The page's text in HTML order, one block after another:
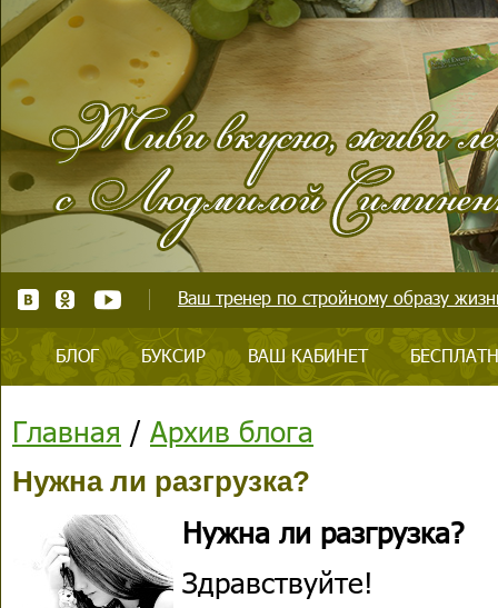
Ваш тренер по стройному образу
БЛОГ БУКСИР ВАШ КАБИНЕТ
Главная / Архив блога
Нужна ли разгрузка?
Нужна ли разгрузка?
Здравствуйте!